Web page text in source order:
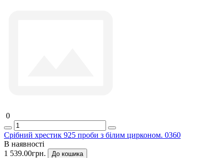
0
Срібний хрестик 925 проби з білим цирконом. 0360
В наявності
1 539.00грн.
До кошика